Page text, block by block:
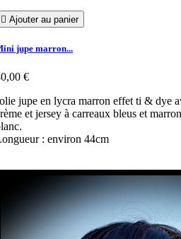
 Ajouter au panier
jupe marron...
€
jupe en lycra marron effet ti & dye
et jersey à carreaux bleus et
: environ 44cm